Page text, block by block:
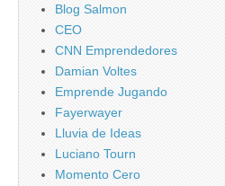
Blog Salmon
CEO
CNN Emprendedores
Damian Voltes
Emprende Jugando
Fayerwayer
Lluvia de Ideas
Luciano Tourn
Momento Cero